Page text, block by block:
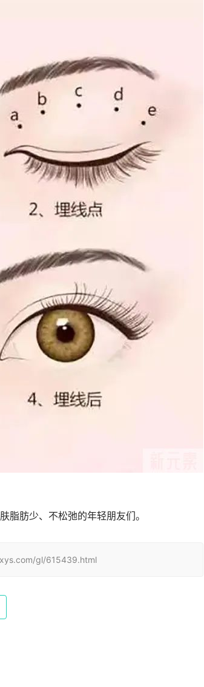
脂肪少、不松弛的年轻朋友们。
gl/615439.html